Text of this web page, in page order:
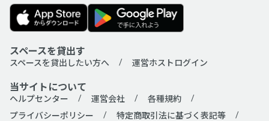
「空箱byGMO」にお問い合わせ次第、遅延なく提供します。
お問い合わせ
ドロップイン利用ゲスト規約、各運営ホストの利用規約
お問い合わせ
スペースを貸出す
スペースを貸出したい方へ 運営ホストログイン
当サイトについて
ヘルプセンター 運営会社
各種規約
プライバシーポリシー
特定商取引法に基づく表記等